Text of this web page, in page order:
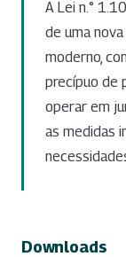
A Lei n.°
de uma
moderno,
precípuo de
operar em
as medidas
Downloads